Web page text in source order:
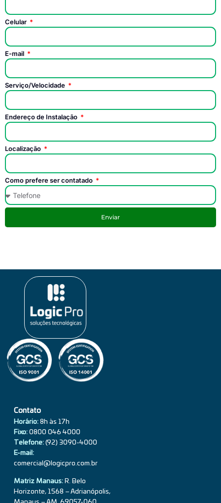
Celular
E-mail
Serviço/Velocidade
Endereço de Instalação
Localização
Como prefere ser contatado
Enviar
Contato
Horário: 8h às 17h
Fixo: 0800 046 4000
Telefone: (92) 3090-4000
E-mail:
comercial@logicpro.com.br
Matriz Manaus: R. Belo
Horizonte, 1568 – Adrianópolis,